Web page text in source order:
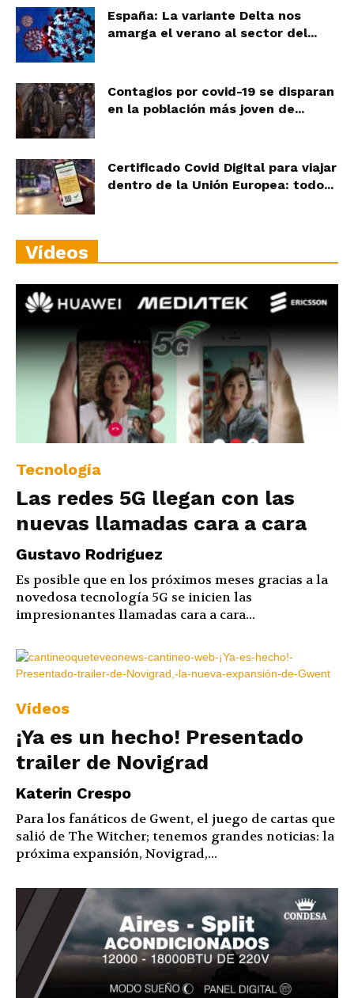
España: La variante Delta nos
amarga el verano al sector del...
Contagios por covid-19 se disparan
en la población más joven de...
Certificado Covid Digital para viajar
dentro de la Unión Europea: todo...
Vídeos
Tecnología
Las redes 5G llegan con las
nuevas llamadas cara a cara
Gustavo Rodriguez
Es posible que en los próximos meses gracias a la
novedosa tecnología 5G se inicien las
impresionantes llamadas cara a cara...
Vídeos
¡Ya es un hecho! Presentado
trailer de Novigrad
Katerin Crespo
Para los fanáticos de Gwent, el juego de cartas que
salió de The Witcher; tenemos grandes noticias: la
próxima expansión, Novigrad,...